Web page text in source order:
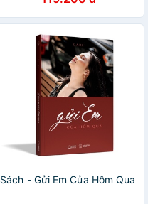
Sách - Gửi Em Của Hôm Qua